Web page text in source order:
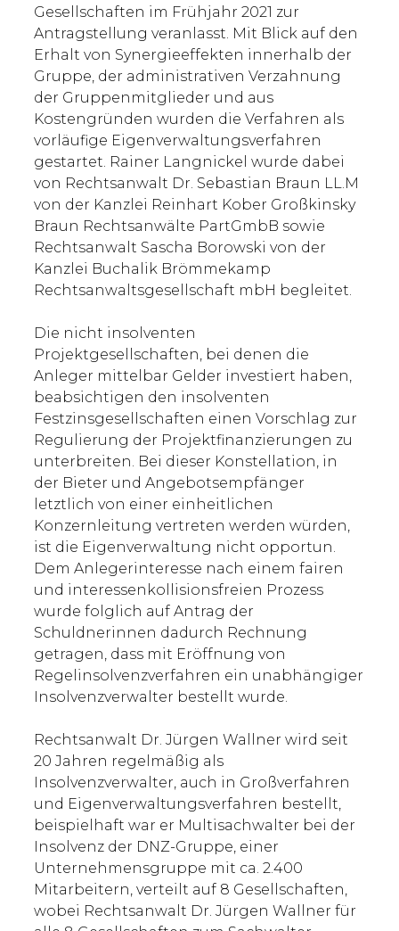
Gesellschaften im Frühjahr 2021 zur
Antragstellung veranlasst. Mit Blick auf den
Erhalt von Synergieeffekten innerhalb der
Gruppe, der administrativen Verzahnung
der Gruppenmitglieder und aus
Kostengründen wurden die Verfahren als
vorläufige Eigenverwaltungsverfahren
gestartet. Rainer Langnickel wurde dabei
von Rechtsanwalt Dr. Sebastian Braun LL.M
von der Kanzlei Reinhart Kober Großkinsky
Braun Rechtsanwälte PartGmbB sowie
Rechtsanwalt Sascha Borowski von der
Kanzlei Buchalik Brömmekamp
Rechtsanwaltsgesellschaft mbH begleitet.
Die nicht insolventen
Projektgesellschaften, bei denen die
Anleger mittelbar Gelder investiert haben,
beabsichtigen den insolventen
Festzinsgesellschaften einen Vorschlag zur
Regulierung der Projektfinanzierungen zu
unterbreiten. Bei dieser Konstellation, in
der Bieter und Angebotsempfänger
letztlich von einer einheitlichen
Konzernleitung vertreten werden würden,
ist die Eigenverwaltung nicht opportun.
Dem Anlegerinteresse nach einem fairen
und interessenkollisionsfreien Prozess
wurde folglich auf Antrag der
Schuldnerinnen dadurch Rechnung
getragen, dass mit Eröffnung von
Regelinsolvenzverfahren ein unabhängiger
Insolvenzverwalter bestellt wurde.
Rechtsanwalt Dr. Jürgen Wallner wird seit
20 Jahren regelmäßig als
Insolvenzverwalter, auch in Großverfahren
und Eigenverwaltungsverfahren bestellt,
beispielhaft war er Multisachwalter bei der
Insolvenz der DNZ-Gruppe, einer
Unternehmensgruppe mit ca. 2.400
Mitarbeitern, verteilt auf 8 Gesellschaften,
wobei Rechtsanwalt Dr. Jürgen Wallner für